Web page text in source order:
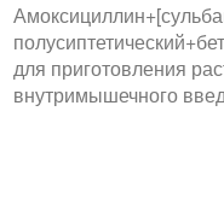
для приготовления
внутримышечного